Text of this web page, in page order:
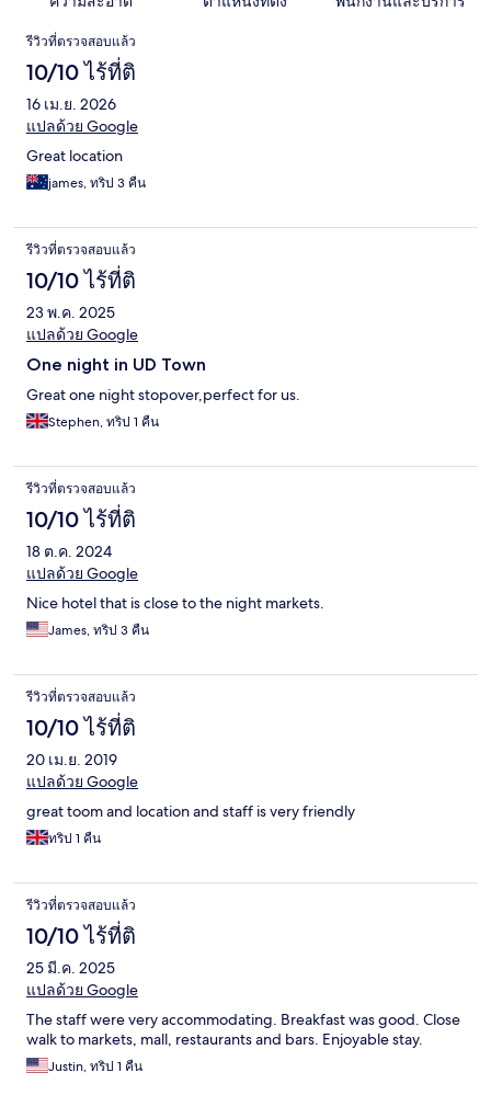
รีวิว
รีวิวที่ตรวจสอบแล้ว
10/10 ไร้ที่ติ
16 เม.ย. 2026
แปลด้วย Google
Great location
james, ทริป 3 คืน
รีวิวที่ตรวจสอบแล้ว
10/10 ไร้ที่ติ
23 พ.ค. 2025
แปลด้วย Google
One night in UD Town
Great one night stopover,perfect for us.
Stephen, ทริป 1 คืน
รีวิวที่ตรวจสอบแล้ว
10/10 ไร้ที่ติ
18 ต.ค. 2024
แปลด้วย Google
Nice hotel that is close to the night markets.
James, ทริป 3 คืน
รีวิวที่ตรวจสอบแล้ว
10/10 ไร้ที่ติ
20 เม.ย. 2019
แปลด้วย Google
great toom and location and staff is very friendly
ทริป 1 คืน
รีวิวที่ตรวจสอบแล้ว
10/10 ไร้ที่ติ
25 มี.ค. 2025
แปลด้วย Google
The staff were very accommodating. Breakfast was good. Close
walk to markets, mall, restaurants and bars. Enjoyable stay.
Justin, ทริป 1 คืน